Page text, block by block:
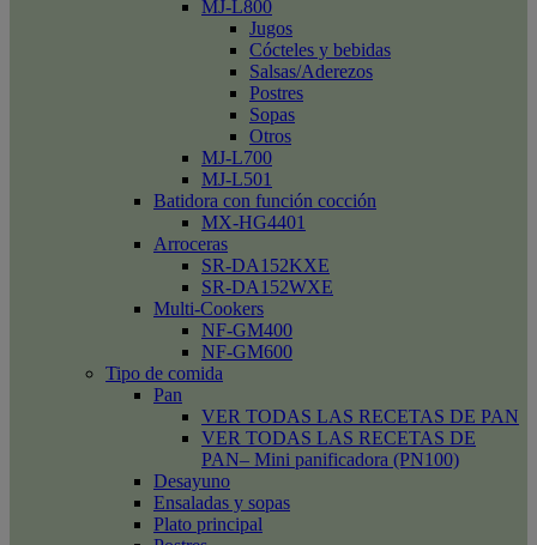
MJ-L800
Jugos
Cócteles y bebidas
Salsas/Aderezos
Postres
Sopas
Otros
MJ-L700
MJ-L501
Batidora con función cocción
MX-HG4401
Arroceras
SR-DA152KXE
SR-DA152WXE
Multi-Cookers
NF-GM400
NF-GM600
Tipo de comida
Pan
VER TODAS LAS RECETAS DE PAN
VER TODAS LAS RECETAS DE
PAN– Mini panificadora (PN100)
Desayuno
Ensaladas y sopas
Plato principal